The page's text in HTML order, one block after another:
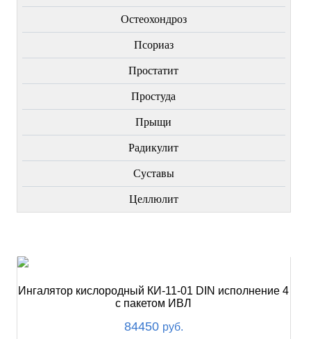
Остеохондроз
Пcориаз
Простатит
Простуда
Прыщи
Радикулит
Суставы
Целлюлит
Ингалятор кислородный КИ-11-01 DIN исполнение 4
с пакетом ИВЛ
84450 руб.